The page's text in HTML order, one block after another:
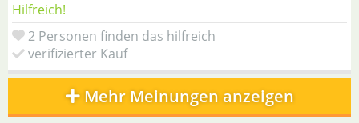
Hilfreich!
2 Personen finden das hilfreich
verifizierter Kauf
Mehr Meinungen anzeigen